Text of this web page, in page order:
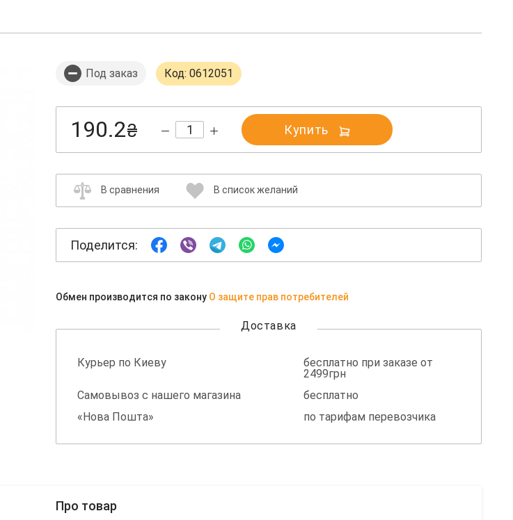
Под заказ Код: 0612051
190.2₴ Купить
В сравнения В список желаний
Поделится:
Обмен производится по закону О защите прав потребителей
Доставка
Курьер по Киеву
бесплатно при заказе от
2499грн
Самовывоз с нашего магазина
бесплатно
«Нова Пошта»
по тарифам перевозчика
Про товар